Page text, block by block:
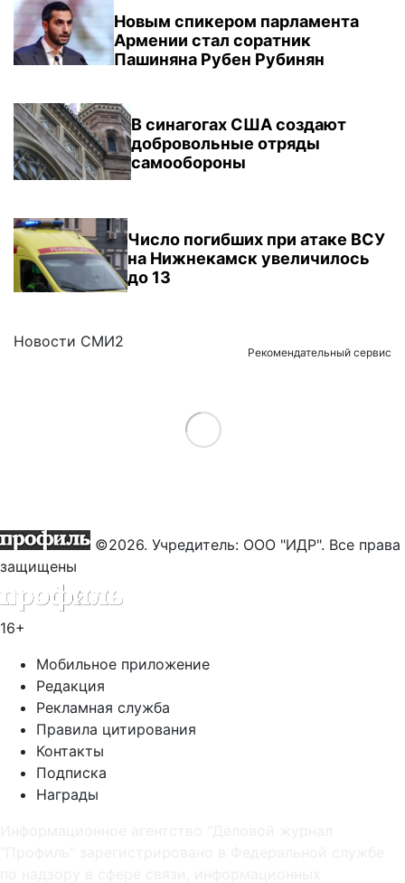
Новым спикером парламента
Армении стал соратник
Пашиняна Рубен Рубинян
В синагогах США создают
добровольные отряды
самообороны
Число погибших при атаке ВСУ
на Нижнекамск увеличилось
до 13
Новости СМИ2
Рекомендательный сервис
Load More
©2026. Учредитель: ООО "ИДР". Все права
защищены
16+
Мобильное приложение
Редакция
Рекламная служба
Правила цитирования
Контакты
Подписка
Награды